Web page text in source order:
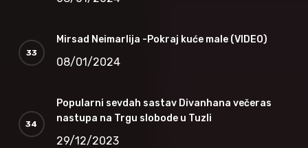
Mirsad Neimarlija -Pokraj kuće male (VIDEO)
08/01/2024
Popularni sevdah sastav Divanhana večeras
nastupa na Trgu slobode u Tuzli
29/12/2023